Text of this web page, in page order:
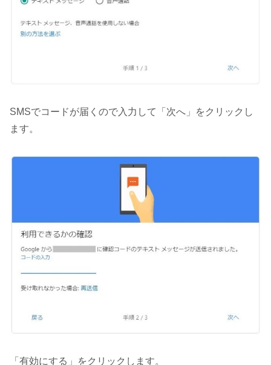
SMSでコードが届くので入力して「次へ」をクリックし
ます。
「有効にする」をクリックします。